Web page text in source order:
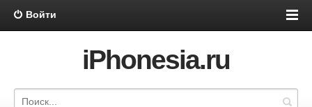
Войти
iPhonesia.ru